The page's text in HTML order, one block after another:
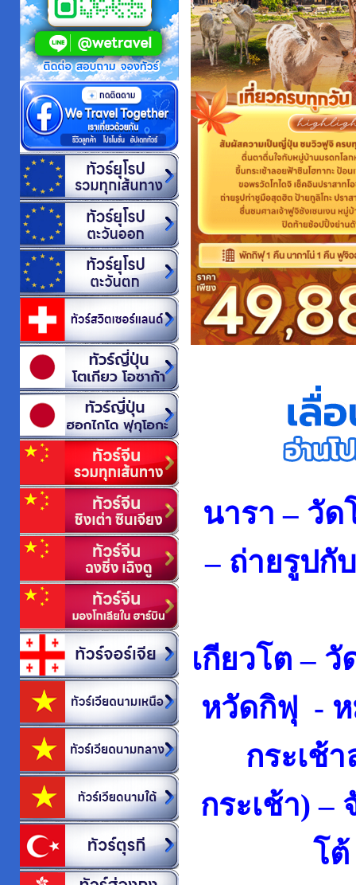
นารา – วัด
– ถ่ายรูปกั
เกียวโต –
หวัดกิฟุ -
กระเช้
กระเช้า) –
โ